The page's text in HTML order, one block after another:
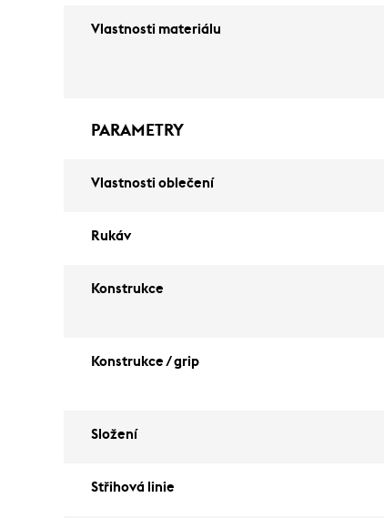
Vlastnosti materiálu
PARAMETRY
Vlastnosti oblečení
Rukáv
Konstrukce
Konstrukce / grip
Složení
Střihová linie